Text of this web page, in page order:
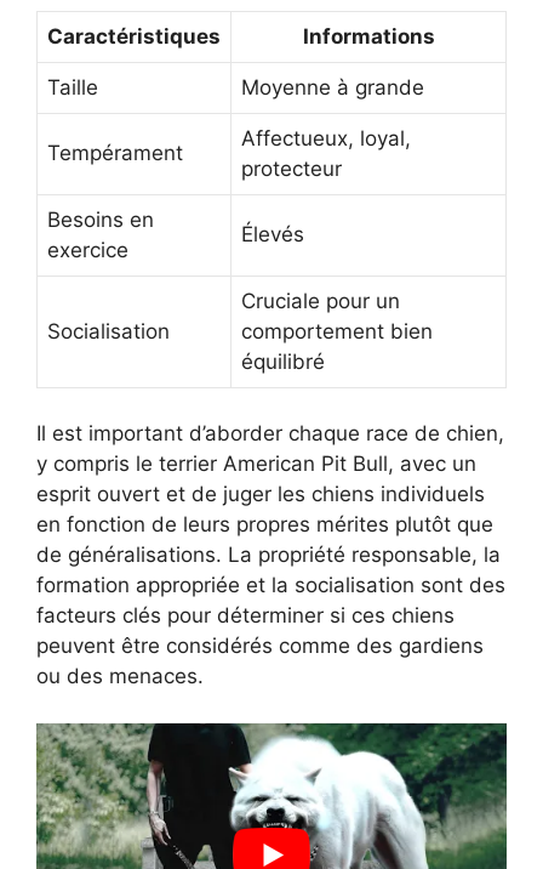
Caractéristiques Informations
Taille Moyenne à grande
Tempérament
Affectueux, loyal,
protecteur
Besoins en
exercice
Élevés
Socialisation
Cruciale pour un
comportement bien
équilibré
Il est important d’aborder chaque race de chien,
y compris le terrier American Pit Bull, avec un
esprit ouvert et de juger les chiens individuels
en fonction de leurs propres mérites plutôt que
de généralisations. La propriété responsable, la
formation appropriée et la socialisation sont des
facteurs clés pour déterminer si ces chiens
peuvent être considérés comme des gardiens
ou des menaces.